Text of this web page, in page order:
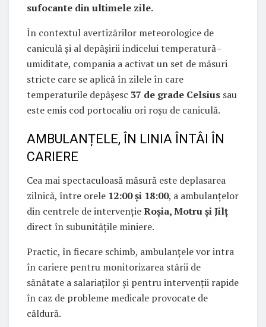
sufocante din ultimele zile.
În contextul avertizărilor meteorologice de
caniculă și al depășirii indicelui temperatură–
umiditate, compania a activat un set de măsuri
stricte care se aplică în zilele în care
temperaturile depășesc 37 de grade Celsius sau
este emis cod portocaliu ori roșu de caniculă.
AMBULANȚELE, ÎN LINIA ÎNTÂI ÎN
CARIERE
Cea mai spectaculoasă măsură este deplasarea
zilnică, între orele 12:00 și 18:00, a ambulanțelor
din centrele de intervențieRoșia, Motru și Jilț
direct în subunitățile miniere.
Practic, în fiecare schimb, ambulanțele vor intra
în cariere pentru monitorizarea stării de
sănătate a salariaților și pentru intervenții rapide
în caz de probleme medicale provocate de
căldură.